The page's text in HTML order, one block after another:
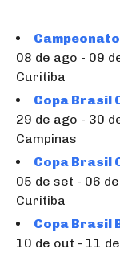
08 de ago - 09
Curitiba
Copa Brasil
29 de ago - 30
Campinas
Copa Brasil
05 de set - 06
Curitiba
Copa Brasil
10 de out - 11